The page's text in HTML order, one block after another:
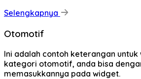
Selengkapnya
Otomotif
Ini adalah contoh keterangan
kategori otomotif, anda bisa
memasukkannya pada widget.